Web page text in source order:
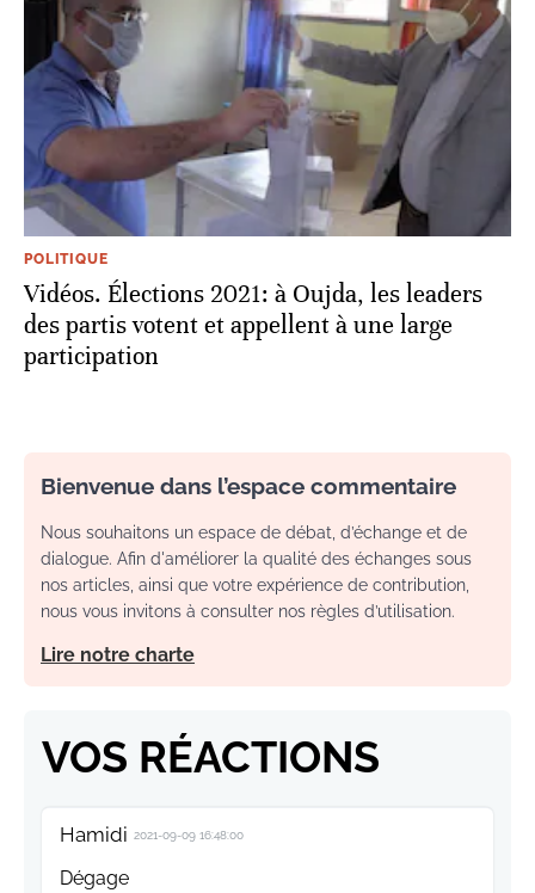
POLITIQUE
Vidéos. Élections 2021: à Oujda, les leaders
des partis votent et appellent à une large
participation
Bienvenue dans l’espace commentaire
Nous souhaitons un espace de débat, d’échange et de
dialogue. Afin d'améliorer la qualité des échanges sous
nos articles, ainsi que votre expérience de contribution,
nous vous invitons à consulter nos règles d’utilisation.
Lire notre charte
VOS RÉACTIONS
Hamidi 2021-09-09 16:48:00
Dégage